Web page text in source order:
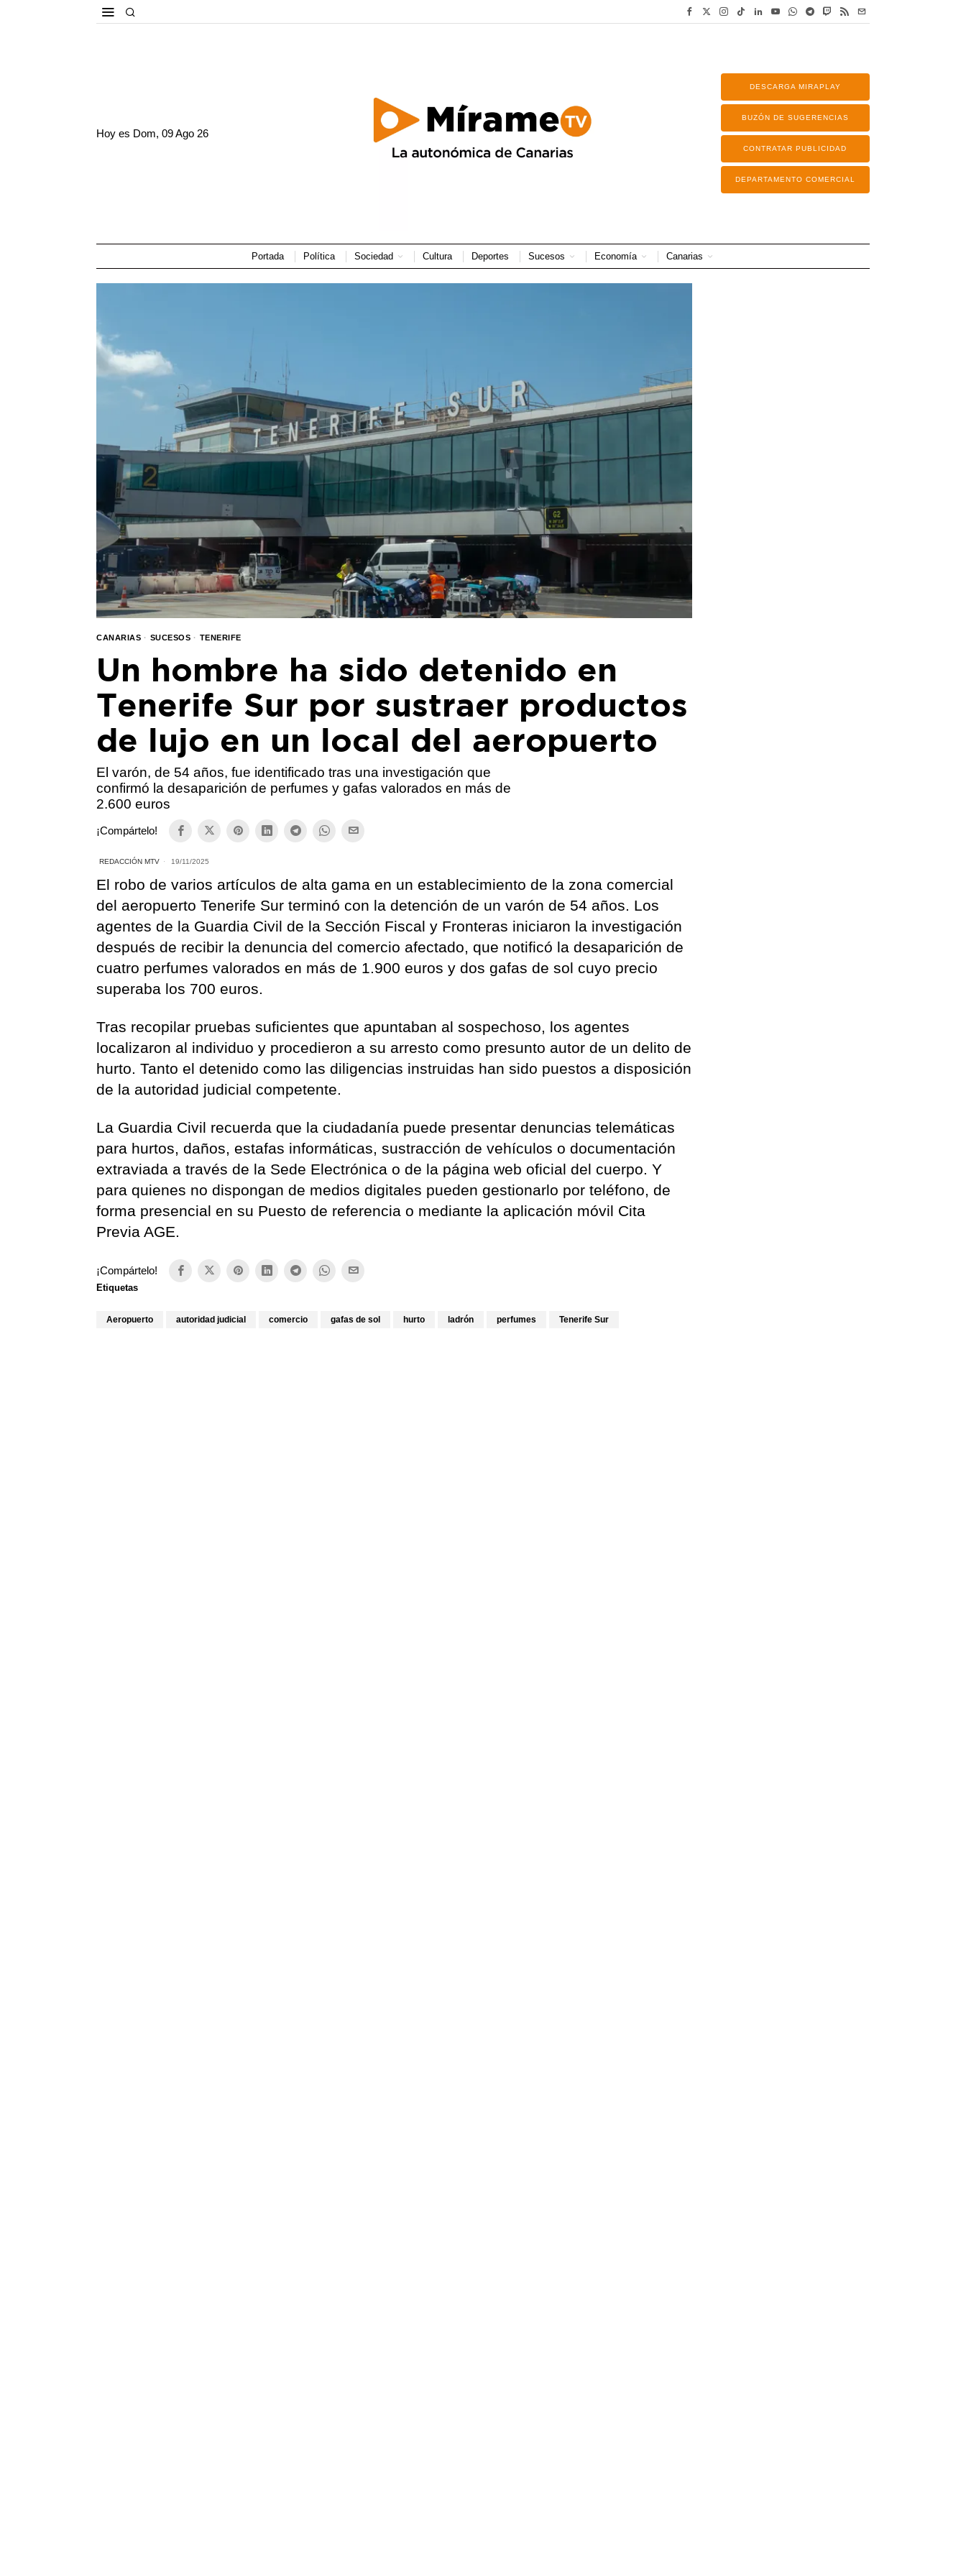
Hoy es Dom, 09 Ago 26
DESCARGA MIRAPLAY
BUZÓN DE SUGERENCIAS
CONTRATAR PUBLICIDAD
DEPARTAMENTO COMERCIAL
Portada Política Sociedad Cultura Deportes Sucesos Economía Canarias
CANARIAS · SUCESOS · TENERIFE
Un hombre ha sido detenido en
Tenerife Sur por sustraer productos
de lujo en un local del aeropuerto
El varón, de 54 años, fue identificado tras una investigación que
confirmó la desaparición de perfumes y gafas valorados en más de
2.600 euros
¡Compártelo!
REDACCIÓN MTV 19/11/2025
El robo de varios artículos de alta gama en un establecimiento de la zona comercial
del aeropuerto Tenerife Sur terminó con la detención de un varón de 54 años. Los
agentes de la Guardia Civil de la Sección Fiscal y Fronteras iniciaron la investigación
después de recibir la denuncia del comercio afectado, que notificó la desaparición de
cuatro perfumes valorados en más de 1.900 euros y dos gafas de sol cuyo precio
superaba los 700 euros.
Tras recopilar pruebas suficientes que apuntaban al sospechoso, los agentes
localizaron al individuo y procedieron a su arresto como presunto autor de un delito de
hurto. Tanto el detenido como las diligencias instruidas han sido puestos a disposición
de la autoridad judicial competente.
La Guardia Civil recuerda que la ciudadanía puede presentar denuncias telemáticas
para hurtos, daños, estafas informáticas, sustracción de vehículos o documentación
extraviada a través de la Sede Electrónica o de la página web oficial del cuerpo. Y
para quienes no dispongan de medios digitales pueden gestionarlo por teléfono, de
forma presencial en su Puesto de referencia o mediante la aplicación móvil Cita
Previa AGE.
¡Compártelo!
Etiquetas
Aeropuerto autoridad judicial comercio gafas de sol hurto ladrón perfumes Tenerife Sur